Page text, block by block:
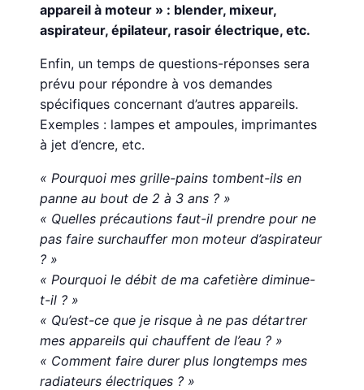
appareil à moteur » : blender, mixeur,
aspirateur, épilateur, rasoir électrique, etc.
Enfin, un temps de questions-réponses sera
prévu pour répondre à vos demandes
spécifiques concernant d’autres appareils.
Exemples : lampes et ampoules, imprimantes
à jet d’encre, etc.
« Pourquoi mes grille-pains tombent-ils en
panne au bout de 2 à 3 ans ? »
« Quelles précautions faut-il prendre pour ne
pas faire surchauffer mon moteur d’aspirateur
? »
« Pourquoi le débit de ma cafetière diminue-
t-il ? »
« Qu’est-ce que je risque à ne pas détartrer
mes appareils qui chauffent de l’eau ? »
« Comment faire durer plus longtemps mes
radiateurs électriques ? »